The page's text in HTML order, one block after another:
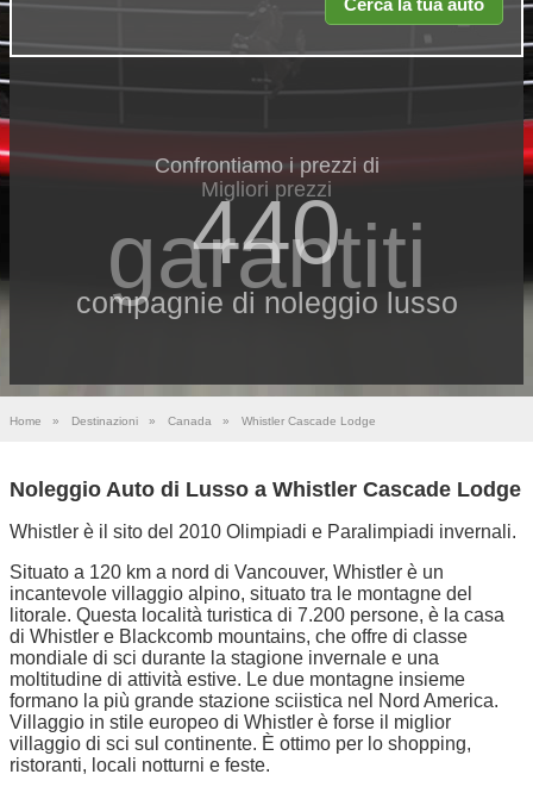
Confrontiamo i prezzi di
440
compagnie di noleggio lusso
Migliori prezzi
garantiti
Home » Destinazioni » Canada » Whistler Cascade Lodge
Noleggio Auto di Lusso a Whistler Cascade Lodge
Whistler è il sito del 2010 Olimpiadi e Paralimpiadi invernali.
Situato a 120 km a nord di Vancouver, Whistler è un
incantevole villaggio alpino, situato tra le montagne del
litorale. Questa località turistica di 7.200 persone, è la casa
di Whistler e Blackcomb mountains, che offre di classe
mondiale di sci durante la stagione invernale e una
moltitudine di attività estive. Le due montagne insieme
formano la più grande stazione sciistica nel Nord America.
Villaggio in stile europeo di Whistler è forse il miglior
villaggio di sci sul continente. È ottimo per lo shopping,
ristoranti, locali notturni e feste.